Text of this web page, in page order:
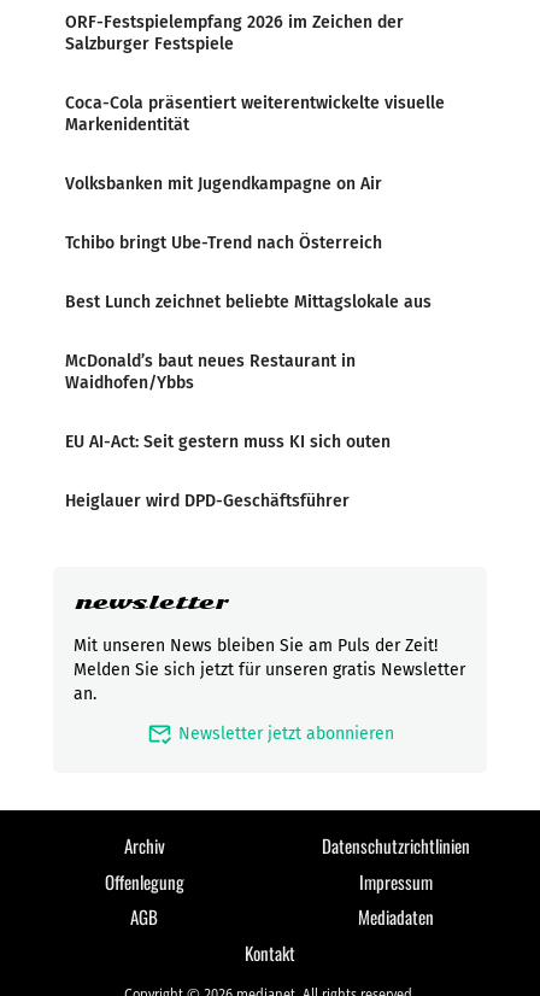
ORF-Festspielempfang 2026 im Zeichen der
Salzburger Festspiele
Coca-Cola präsentiert weiterentwickelte visuelle
Markenidentität
Volksbanken mit Jugendkampagne on Air
Tchibo bringt Ube-Trend nach Österreich
Best Lunch zeichnet beliebte Mittagslokale aus
McDonald’s baut neues Restaurant in
Waidhofen/Ybbs
EU AI-Act: Seit gestern muss KI sich outen
Heiglauer wird DPD-Geschäftsführer
newsletter
Mit unseren News bleiben Sie am Puls der Zeit!
Melden Sie sich jetzt für unseren gratis Newsletter
an.
mark_email_read Newsletter jetzt abonnieren
Archiv
Datenschutzrichtlinien
Offenlegung
Impressum
AGB
Mediadaten
Kontakt